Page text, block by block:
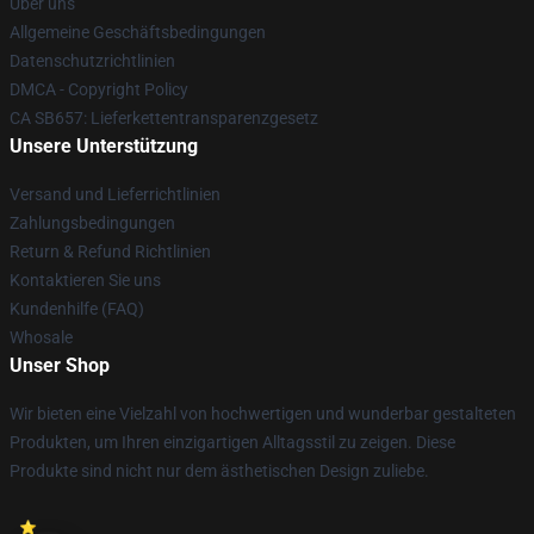
Allgemeine Geschäftsbedingungen
Datenschutzrichtlinien
DMCA - Copyright Policy
CA SB657: Lieferkettentransparenzgesetz
Unsere Unterstützung
Versand und Lieferrichtlinien
Zahlungsbedingungen
Return & Refund Richtlinien
Kontaktieren Sie uns
Kundenhilfe (FAQ)
Whosale
Unser Shop
Wir bieten eine Vielzahl von hochwertigen und wunderbar gestalteten
Produkten, um Ihren einzigartigen Alltagsstil zu zeigen. Diese
Produkte sind nicht nur dem ästhetischen Design zuliebe.